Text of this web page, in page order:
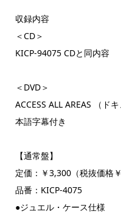
収録内容
＜CD＞
KICP-94075 CDと同内容
＜DVD＞
ACCESS ALL AREAS （ド
本語字幕付き
【通常盤】
定価：￥3,300（税抜価格￥
品番：KICP-4075
●ジュエル・ケース仕様